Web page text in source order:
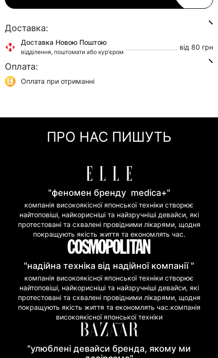
Доставка:
Доставка Новою Поштою
відділення, поштомати або кур'єром
від 80 грн
Доставка Укр Поштою
Оплата:
Оплата при отриманні
Покупка частинами (Моно Банк)
ПРО НАС ПИШУТЬ
"феномен бренду medica+"
компанія високоякісної японської техніки створює
найтоповіші, найкорисніші та найзручніші девайси, які
протестовані та схвалені провідними лікарями, щодня
покращують якість життя та економлять час.
"надійна техніка від надійної компанії "
компанія високоякісної японської техніки створює
найтоповіші, найкорисніші та найзручніші девайси, які
протестовані та схвалені провідними лікарями, щодня
покращують якість життя та економлять час.компанія
високоякісної японської техніки
"улюблені девайси бренда, якому ми